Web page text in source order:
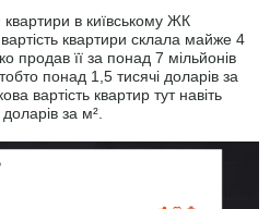
в київському ЖК
квартири склала майже 4
продав її за понад 7 мільйонів
понад 1,5 тисячі доларів за
вартість квартир тут навіть
за м².